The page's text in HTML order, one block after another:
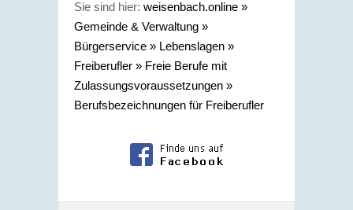
Sie sind hier: weisenbach.online »
Gemeinde & Verwaltung »
Bürgerservice » Lebenslagen »
Freiberufler » Freie Berufe mit
Zulassungsvoraussetzungen »
Berufsbezeichnungen für Freiberufler